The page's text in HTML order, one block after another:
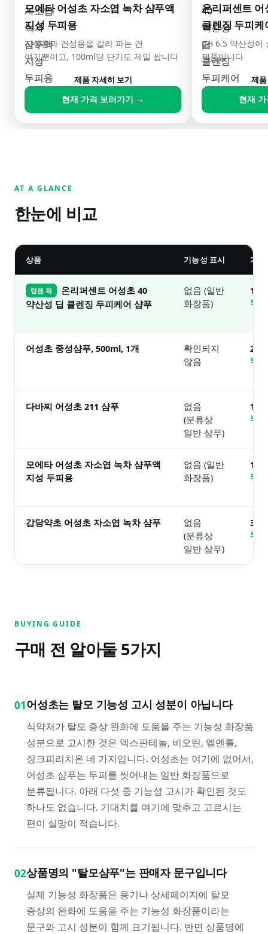
모에타 어성초 자소엽 녹차 샴푸액
지성 두피용
지성용과 건성용을 갈라 파는 건
여기뿐이고, 100ml당 단가도 제일 쌉니다
제품 자세히 보기
현재 가격 보러가기 →
온리퍼센트 어
클렌징 두피케
pH 6.5 약산성이
제품입니다
제
현재
AT A GLANCE
한눈에 비교
상품 기능성 표시 가격
탑텐 픽
온리퍼센트 어성초 40
약산성 딥 클렌징 두피케어 샴푸
없음 (일반
화장품)
1.6
보러
어성초 중성샴푸, 500ml, 1개
확인되지
않음
2.4
보러
다바찌 어성초 211 샴푸
없음
(분류상
일반 샴푸)
1.4
보러
모에타 어성초 자소엽 녹차 샴푸액
지성 두피용
없음 (일반
화장품)
1.7
보러
갑당약초 어성초 자소엽 녹차 샴푸
없음
(분류상
일반 샴푸)
3.7
보러
BUYING GUIDE
구매 전 알아둘 5가지
01어성초는 탈모 기능성 고시 성분이 아닙니다
식약처가 탈모 증상 완화에 도움을 주는 기능성 화장품
성분으로 고시한 것은 덱스판테놀, 비오틴, 엘멘톨,
징크피리치온 네 가지입니다. 어성초는 여기에 없어서,
어성초 샴푸는 두피를 씻어내는 일반 화장품으로
분류됩니다. 아래 다섯 중 기능성 고시가 확인된 것도
하나도 없습니다. 기대치를 여기에 맞추고 고르시는
편이 실망이 적습니다.
02상품명의 "탈모샴푸"는 판매자 문구입니다
실제 기능성 화장품은 용기나 상세페이지에 탈모
증상의 완화에 도움을 주는 기능성 화장품이라는
문구와 고시 성분이 함께 표기됩니다. 반면 상품명에